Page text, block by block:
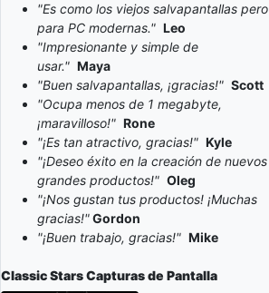
"Es como los viejos salvapantallas pero
para PC modernas." Leo
"Impresionante y simple de
usar." Maya
"Buen salvapantallas, ¡gracias!" Scott
"Ocupa menos de 1 megabyte,
¡maravilloso!" Rone
"¡Es tan atractivo, gracias!" Kyle
"¡Deseo éxito en la creación de nuevos
grandes productos!" Oleg
"¡Nos gustan tus productos! ¡Muchas
gracias!"Gordon
"¡Buen trabajo, gracias!" Mike
Classic StarsCapturas de Pantalla